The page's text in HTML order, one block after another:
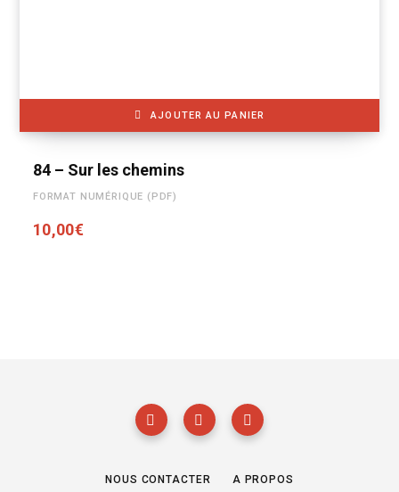
AJOUTER AU PANIER
84 – Sur les chemins
FORMAT NUMÉRIQUE (PDF)
10,00€
NOUS CONTACTER A PROPOS